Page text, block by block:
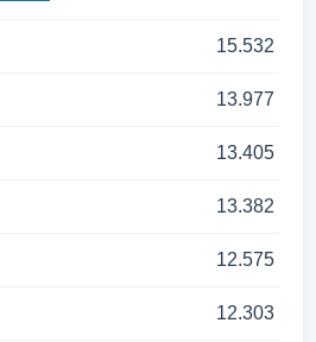
15.532
13.977
13.405
13.382
12.575
12.303